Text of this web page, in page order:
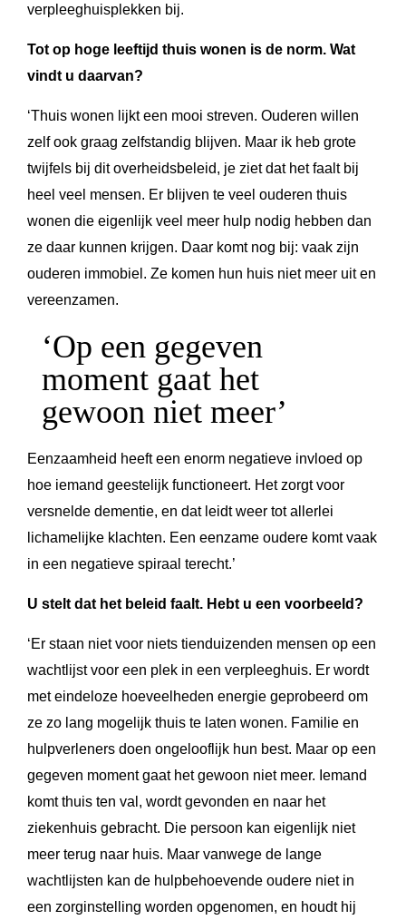
verpleeghuisplekken bij.
Tot op hoge leeftijd thuis wonen is de norm. Wat
vindt u daarvan?
‘Thuis wonen lijkt een mooi streven. Ouderen willen
zelf ook graag zelfstandig blijven. Maar ik heb grote
twijfels bij dit overheidsbeleid, je ziet dat het faalt bij
heel veel mensen. Er blijven te veel ouderen thuis
wonen die eigenlijk veel meer hulp nodig hebben dan
ze daar kunnen krijgen. Daar komt nog bij: vaak zijn
ouderen immobiel. Ze komen hun huis niet meer uit en
vereenzamen.
‘Op een gegeven
moment gaat het
gewoon niet meer’
Eenzaamheid heeft een enorm negatieve invloed op
hoe iemand geestelijk functioneert. Het zorgt voor
versnelde dementie, en dat leidt weer tot allerlei
lichamelijke klachten. Een eenzame oudere komt vaak
in een negatieve spiraal terecht.’
U stelt dat het beleid faalt. Hebt u een voorbeeld?
‘Er staan niet voor niets tienduizenden mensen op een
wachtlijst voor een plek in een verpleeghuis. Er wordt
met eindeloze hoeveelheden energie geprobeerd om
ze zo lang mogelijk thuis te laten wonen. Familie en
hulpverleners doen ongelooflijk hun best. Maar op een
gegeven moment gaat het gewoon niet meer. Iemand
komt thuis ten val, wordt gevonden en naar het
ziekenhuis gebracht. Die persoon kan eigenlijk niet
meer terug naar huis. Maar vanwege de lange
wachtlijsten kan de hulpbehoevende oudere niet in
een zorginstelling worden opgenomen, en houdt hij